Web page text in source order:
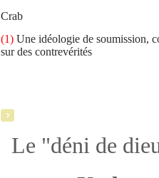
Crab
(1) Une idéologie de soumission,
sur des contrevérités
Le "déni de